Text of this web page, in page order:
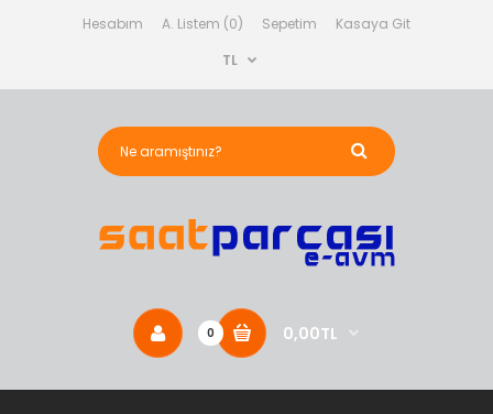
Hesabım A. Listem (0) Sepetim
Kasaya Git
TL
0 0,00TL